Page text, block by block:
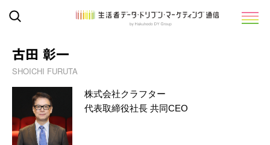
古田 彰一
SHOICHI FURUTA
株式会社クラフター
代表取締役社長 共同CEO